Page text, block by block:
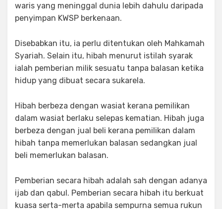
waris yang meninggal dunia lebih dahulu daripada
penyimpan KWSP berkenaan.
Disebabkan itu, ia perlu ditentukan oleh Mahkamah
Syariah. Selain itu, hibah menurut istilah syarak
ialah pemberian milik sesuatu tanpa balasan ketika
hidup yang dibuat secara sukarela.
Hibah berbeza dengan wasiat kerana pemilikan
dalam wasiat berlaku selepas kematian. Hibah juga
berbeza dengan jual beli kerana pemilikan dalam
hibah tanpa memerlukan balasan sedangkan jual
beli memerlukan balasan.
Pemberian secara hibah adalah sah dengan adanya
ijab dan qabul. Pemberian secara hibah itu berkuat
kuasa serta-merta apabila sempurna semua rukun